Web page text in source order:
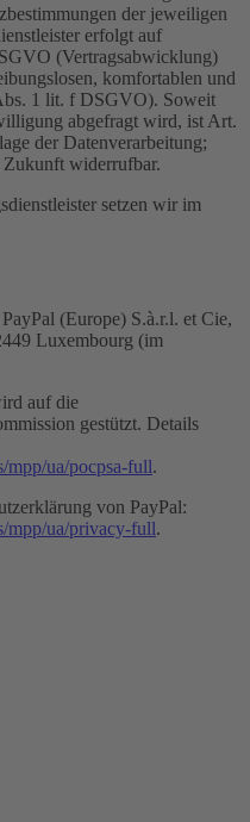
der jeweiligen
erfolgt auf
(Vertragsabwicklung)
komfortablen und
1 lit. f DSGVO). Soweit
abgefragt wird, ist Art.
der Datenverarbeitung;
widerrufbar.
setzen wir im
(Europe) S.à.r.l. et Cie,
Luxembourg (im
auf die
gestützt. Details
mpp/ua/pocpsa-full.
von PayPal:
mpp/ua/privacy-full.